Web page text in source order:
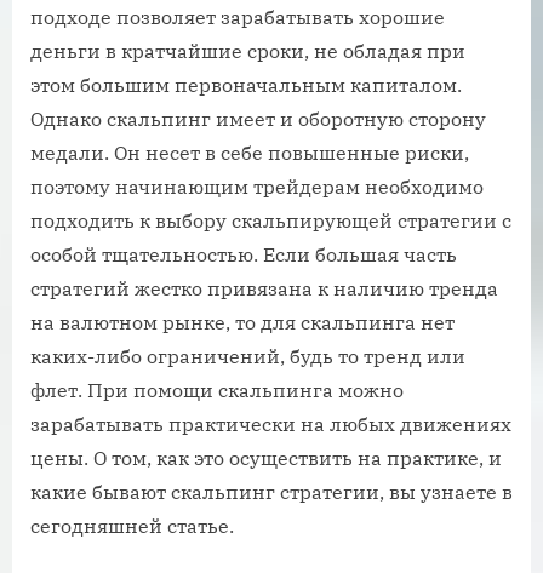
подходе позволяет зарабатывать хорошие
деньги в кратчайшие сроки, не обладая при
этом большим первоначальным капиталом.
Однако скальпинг имеет и оборотную сторону
медали. Он несет в себе повышенные риски,
поэтому начинающим трейдерам необходимо
подходить к выбору скальпирующей стратегии с
особой тщательностью. Если большая часть
стратегий жестко привязана к наличию тренда
на валютном рынке, то для скальпинга нет
каких-либо ограничений, будь то тренд или
флет. При помощи скальпинга можно
зарабатывать практически на любых движениях
цены. О том, как это осуществить на практике, и
какие бывают скальпинг стратегии, вы узнаете в
сегодняшней статье.